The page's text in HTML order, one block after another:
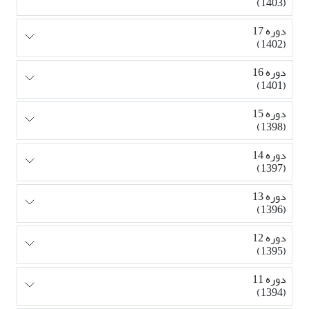
دوره 17
(1402)
دوره 16
(1401)
دوره 15
(1398)
دوره 14
(1397)
دوره 13
(1396)
دوره 12
(1395)
دوره 11
(1394)